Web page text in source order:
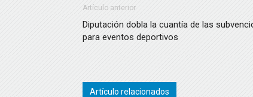
Artículo anterior
Diputación dobla la cuantía de las
para eventos deportivos
Artículo relacionados